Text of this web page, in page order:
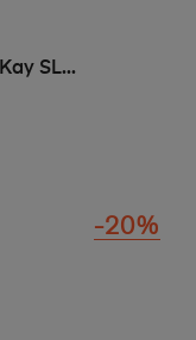
SL...
-20%